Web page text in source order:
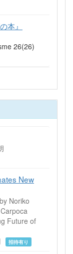
本』
26(26)
New
Noriko
Future of
招待有り